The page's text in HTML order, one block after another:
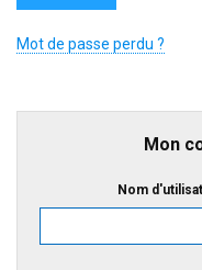
Mot de passe perdu ?
Mon
Nom